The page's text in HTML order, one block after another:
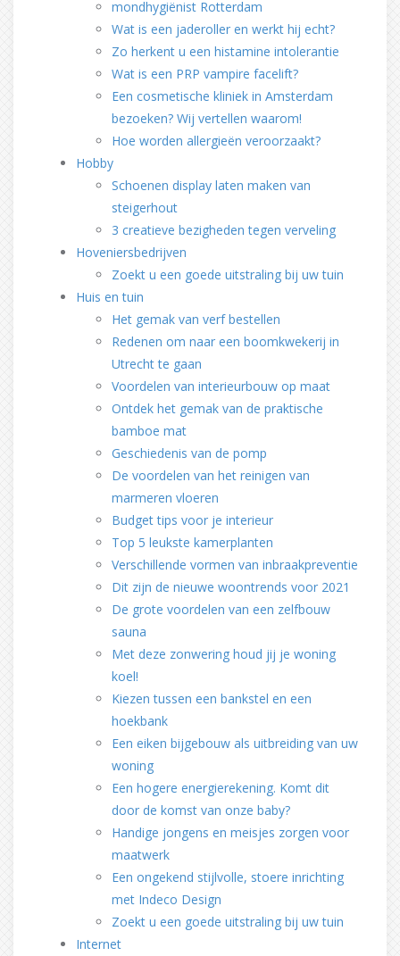
mondhygiënist Rotterdam
Wat is een jaderoller en werkt hij echt?
Zo herkent u een histamine intolerantie
Wat is een PRP vampire facelift?
Een cosmetische kliniek in Amsterdam
bezoeken? Wij vertellen waarom!
Hoe worden allergieën veroorzaakt?
Hobby
Schoenen display laten maken van
steigerhout
3 creatieve bezigheden tegen verveling
Hoveniersbedrijven
Zoekt u een goede uitstraling bij uw tuin
Huis en tuin
Het gemak van verf bestellen
Redenen om naar een boomkwekerij in
Utrecht te gaan
Voordelen van interieurbouw op maat
Ontdek het gemak van de praktische
bamboe mat
Geschiedenis van de pomp
De voordelen van het reinigen van
marmeren vloeren
Budget tips voor je interieur
Top 5 leukste kamerplanten
Verschillende vormen van inbraakpreventie
Dit zijn de nieuwe woontrends voor 2021
De grote voordelen van een zelfbouw
sauna
Met deze zonwering houd jij je woning
koel!
Kiezen tussen een bankstel en een
hoekbank
Een eiken bijgebouw als uitbreiding van uw
woning
Een hogere energierekening. Komt dit
door de komst van onze baby?
Handige jongens en meisjes zorgen voor
maatwerk
Een ongekend stijlvolle, stoere inrichting
met Indeco Design
Zoekt u een goede uitstraling bij uw tuin
Internet